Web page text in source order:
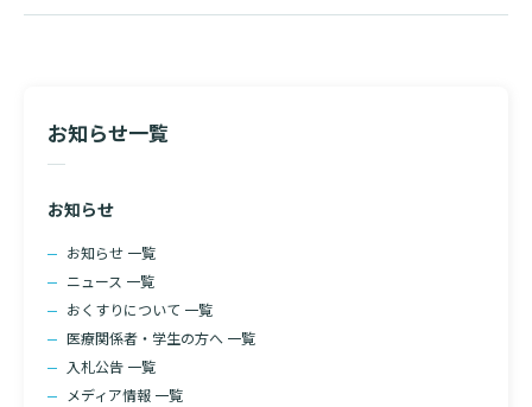
診療記録（カルテ）の開示について
ー
お知らせ一覧
お知らせ
お知らせ 一覧
ニュース 一覧
おくすりについて 一覧
医療関係者・学生の方へ 一覧
入札公告 一覧
メディア情報 一覧